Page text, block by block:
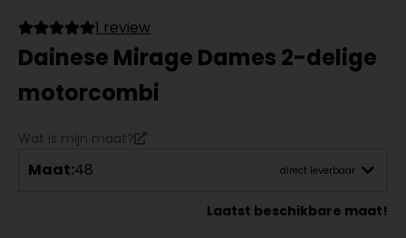
1 review
Dainese Mirage Dames 2-delige
motorcombi
Wat is mijn maat?
Maat:48 direct leverbaar
Laatst beschikbare maat!